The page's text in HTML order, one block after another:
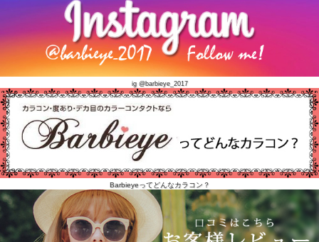
ig @barbieye_2017
Barbieyeってどんなカラコン？